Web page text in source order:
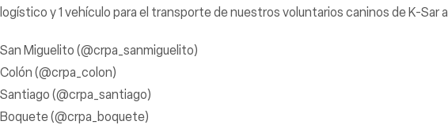
logístico y 1 vehículo para el transporte de nuestros voluntarios caninos de K-Sar
San Miguelito (@crpa_sanmiguelito)
Colón (@crpa_colon)
Santiago (@crpa_santiago)
Boquete (@crpa_boquete)